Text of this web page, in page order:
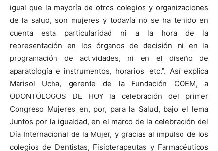
igual que la mayoría de otros colegios y organizaciones
de la salud, son mujeres y todavía no se ha tenido en
cuenta esta particularidad ni a la hora de la
representación en los órganos de decisión ni en la
programación de actividades, ni en el diseño de
aparatología e instrumentos, horarios, etc.”. Así explica
Marisol Ucha, gerente de la Fundación COEM, a
ODONTÓLOGOS DE HOY la celebración del primer
Congreso Mujeres en, por, para la Salud, bajo el lema
Juntos por la igualdad, en el marco de la celebración del
Día Internacional de la Mujer, y gracias al impulso de los
colegios de Dentistas, Fisioterapeutas y Farmacéuticos